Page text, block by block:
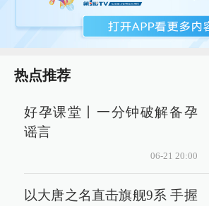
热点推荐
好孕课堂丨一分钟破解备孕
谣言
06-21 20:00
以大唐之名直击旗舰9系 手握